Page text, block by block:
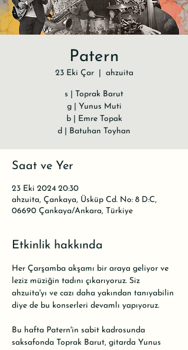
Patern
23 Eki Çar
  |
ahzuita
s | Toprak Barut
g | Yunus Muti
b | Emre Topak
d | Batuhan Toyhan
Saat ve Yer
23 Eki 2024 20:30
ahzuita, Çankaya, Üsküp Cd. No: 8 D:C,
06690 Çankaya/Ankara, Türkiye
Etkinlik hakkında
Her Çarşamba akşamı bir araya geliyor ve
leziz müziğin tadını çıkarıyoruz. Siz
ahzuita'yı ve cazı daha yakından tanıyabilin
diye de bu konserleri devamlı yapıyoruz.
Bu hafta Patern'in sabit kadrosunda
saksafonda Toprak Barut, gitarda Yunus